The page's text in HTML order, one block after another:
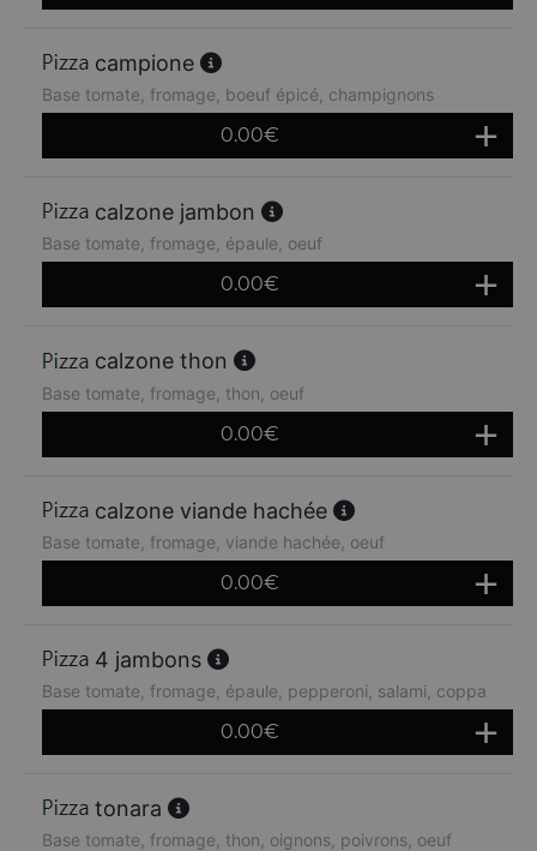
campione
Base tomate, fromage, boeuf épicé, champignons
0.00€
calzone jambon
Base tomate, fromage, épaule, oeuf
0.00€
calzone thon
Base tomate, fromage, thon, oeuf
0.00€
calzone viande hachée
Base tomate, fromage, viande hachée, oeuf
0.00€
4 jambons
Base tomate, fromage, épaule, pepperoni, salami, coppa
0.00€
tonara
Base tomate, fromage, thon, oignons, poivrons, oeuf